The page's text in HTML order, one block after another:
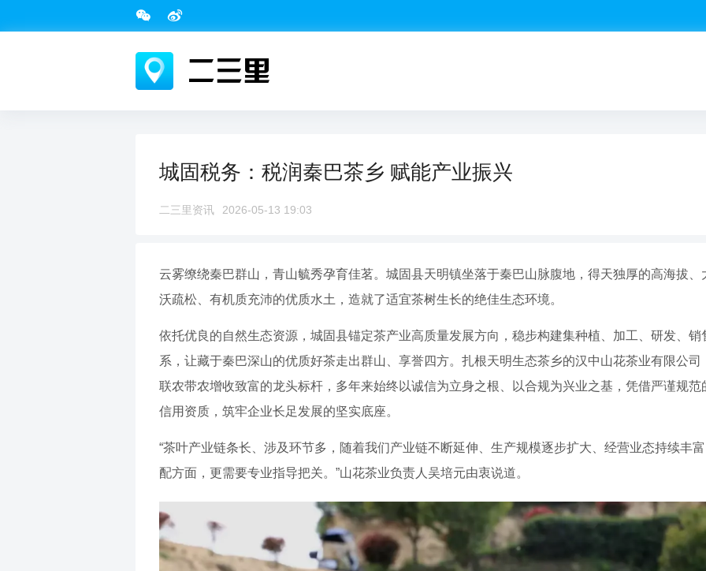
城固税务：税润秦巴茶乡 赋能产业振兴
二三里资讯 2026-05-13 19:03
云雾缭绕秦巴群山，青山毓秀孕育佳茗。城固县天明镇坐落于秦巴山脉腹地，得天独厚的高海拔
沃疏松、有机质充沛的优质水土，造就了适宜茶树生长的绝佳生态环境。
依托优良的自然生态资源，城固县锚定茶产业高质量发展方向，稳步构建集种植、加工、研发、
系，让藏于秦巴深山的优质好茶走出群山、享誉四方。扎根天明生态茶乡的汉中山花茶业有限公
联农带农增收致富的龙头标杆，多年来始终以诚信为立身之根、以合规为兴业之基，凭借严谨规
信用资质，筑牢企业长足发展的坚实底座。
“茶叶产业链条长、涉及环节多，随着我们产业链不断延伸、生产规模逐步扩大、经营业态持续丰
配方面，更需要专业指导把关。”山花茶业负责人吴培元由衷说道。